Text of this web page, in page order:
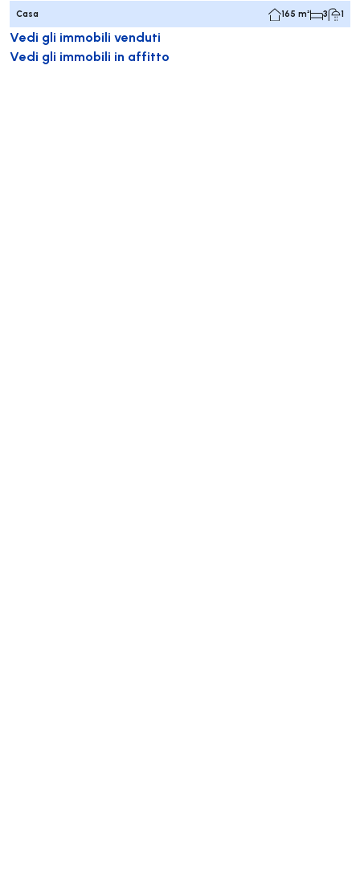
Casa 165 m² 3 1
Vedi gli immobili venduti
Vedi gli immobili in affitto